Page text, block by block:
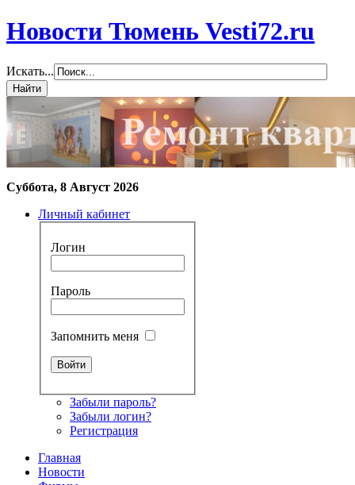
Новости Тюмень Vesti72.ru
Искать...
Суббота, 8 Август 2026
Личный кабинет
Логин
Пароль
Запомнить меня
Забыли пароль?
Забыли логин?
Регистрация
Главная
Новости